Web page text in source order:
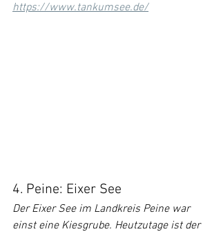
https://www.tankumsee.de/
4. Peine: Eixer See
Der Eixer See im Landkreis Peine war
einst eine Kiesgrube. Heutzutage ist der